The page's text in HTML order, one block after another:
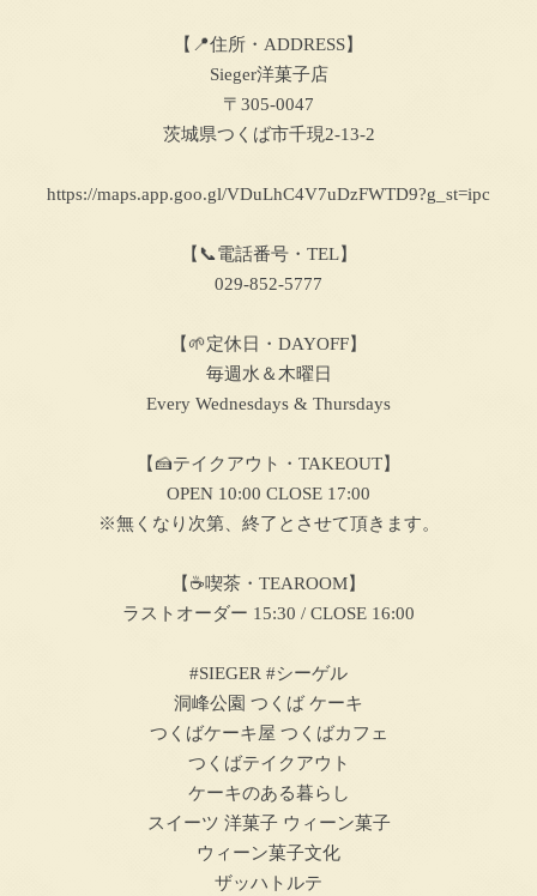
【📍住所・ADDRESS】
Sieger洋菓子店
〒305-0047
茨城県つくば市千現2-13-2
https://maps.app.goo.gl/VDuLhC4V7uDzFWTD9?g_st=ipc
【📞電話番号・TEL】
029-852-5777
【🌱定休日・DAYOFF】
毎週水＆木曜日
Every Wednesdays & Thursdays
【🍰テイクアウト・TAKEOUT】
OPEN 10:00 CLOSE 17:00
※無くなり次第、終了とさせて頂きます。
【☕喫茶・TEAROOM】
ラストオーダー 15:30 / CLOSE 16:00
#SIEGER #シーゲル
洞峰公園 つくば ケーキ
つくばケーキ屋 つくばカフェ
つくばテイクアウト
ケーキのある暮らし
スイーツ 洋菓子 ウィーン菓子
ウィーン菓子文化
ザッハトルテ